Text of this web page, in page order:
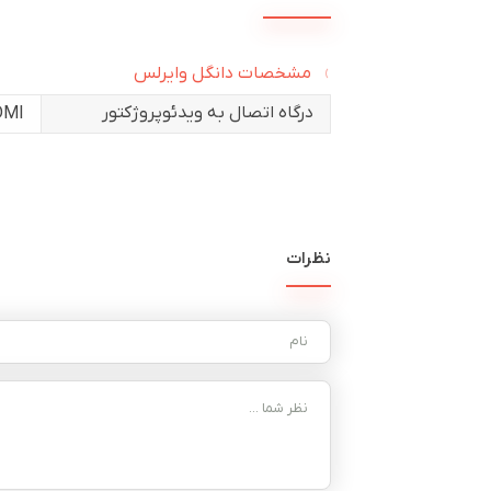
مشخصات دانگل وایرلس
درگاه اتصال به ویدئوپروژکتور
نظرات